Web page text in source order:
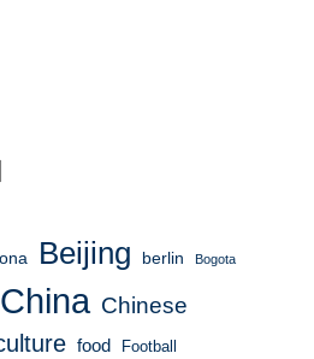
Beijing berlin Bogota
China Chinese
food Football